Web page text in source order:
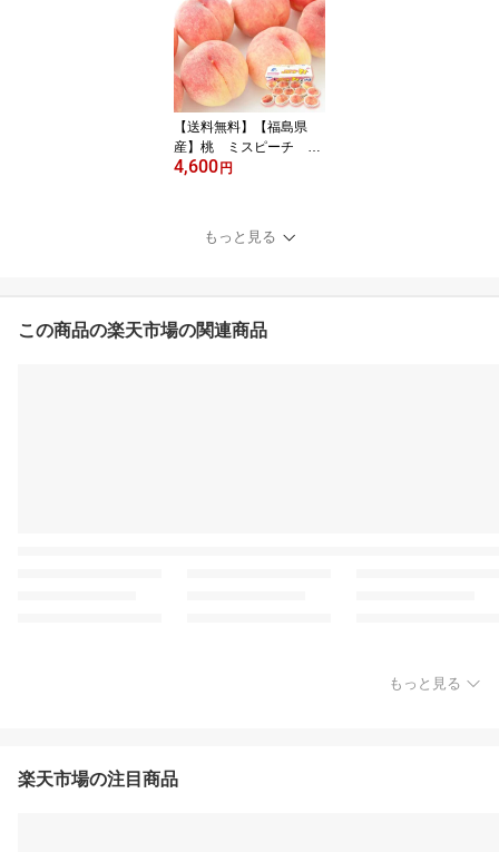
【送料無料】【福島県
産】桃 ミスピーチ 化
粧箱入り 贈答用 約2k
4,600円
もっと見る
この商品の楽天市場の関連商品
もっと見る
楽天市場の注目商品